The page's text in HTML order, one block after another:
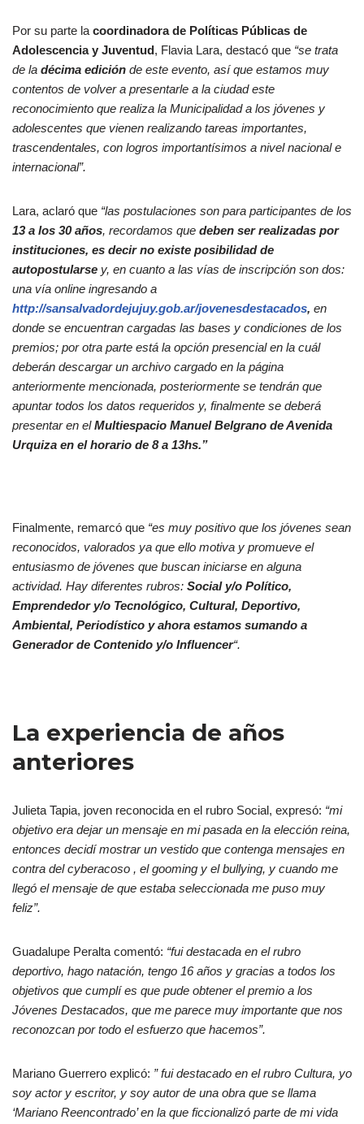
Por su parte la coordinadora de Políticas Públicas de
Adolescencia y Juventud, Flavia Lara, destacó que “se trata
de la décima edición de este evento, así que estamos muy
contentos de volver a presentarle a la ciudad este
reconocimiento que realiza la Municipalidad a los jóvenes y
adolescentes que vienen realizando tareas importantes,
trascendentales, con logros importantísimos a nivel nacional e
internacional”.
Lara, aclaró que “las postulaciones son para participantes de los
13 a los 30 años, recordamos que deben ser realizadas por
instituciones, es decir no existe posibilidad de
autopostularse y, en cuanto a las vías de inscripción son dos:
una vía online ingresando a
http://sansalvadordejujuy.gob.ar/jovenesdestacados, en
donde se encuentran cargadas las bases y condiciones de los
premios; por otra parte está la opción presencial en la cuál
deberán descargar un archivo cargado en la página
anteriormente mencionada, posteriormente se tendrán que
apuntar todos los datos requeridos y, finalmente se deberá
presentar en elMultiespacio Manuel Belgrano de Avenida
Urquiza en el horario de 8 a 13hs.”
Finalmente, remarcó que “es muy positivo que los jóvenes sean
reconocidos, valorados ya que ello motiva y promueve el
entusiasmo de jóvenes que buscan iniciarse en alguna
actividad. Hay diferentes rubros: Social y/o Político,
Emprendedor y/o Tecnológico, Cultural, Deportivo,
Ambiental, Periodístico y ahora estamos sumando a
Generador de Contenido y/o Influencer“.
La experiencia de años
anteriores
Julieta Tapia, joven reconocida en el rubro Social, expresó: “mi
objetivo era dejar un mensaje en mi pasada en la elección reina,
entonces decidí mostrar un vestido que contenga mensajes en
contra del cyberacoso , el gooming y el bullying, y cuando me
llegó el mensaje de que estaba seleccionada me puso muy
feliz”.
Guadalupe Peralta comentó: “fui destacada en el rubro
deportivo, hago natación, tengo 16 años y gracias a todos los
objetivos que cumplí es que pude obtener el premio a los
Jóvenes Destacados, que me parece muy importante que nos
reconozcan por todo el esfuerzo que hacemos”.
Mariano Guerrero explicó: ” fui destacado en el rubro Cultura, yo
soy actor y escritor, y soy autor de una obra que se llama
‘Mariano Reencontrado’ en la que ficcionalizó parte de mi vida